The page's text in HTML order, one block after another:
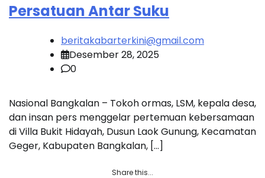
Persatuan Antar Suku
beritakabarterkini@gmail.com
Desember 28, 2025
0
Nasional Bangkalan – Tokoh ormas, LSM, kepala desa,
dan insan pers menggelar pertemuan kebersamaan
di Villa Bukit Hidayah, Dusun Laok Gunung, Kecamatan
Geger, Kabupaten Bangkalan, […]
Share this...